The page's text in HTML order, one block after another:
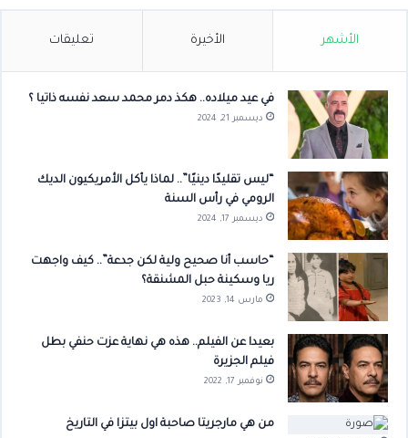
الأشهر الأخيرة تعليقات
في عيد ميلاده.. هكذ دمر محمد سعد نفسه ذاتيا ؟
ديسمبر 21, 2024
“ليس تقليدًا دينيًا”.. لماذا يأكل الأمريكيون الديك
الرومي في رأس السنة
ديسمبر 17, 2024
“حاسب أنا صحيح ولية لكن جدعة”.. كيف واجهت
ريا وسكينة حبل المشنقة؟
مارس 14, 2023
بعيدا عن الفيلم.. هذه هي نهاية عزت حنفي بطل
فيلم الجزيرة
نوفمبر 17, 2022
من هي مارجريتا صاحبة اول بيتزا في التاريخ